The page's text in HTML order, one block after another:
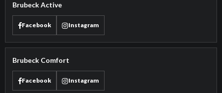
Brubeck Active
Facebook Instagram
Brubeck Comfort
Facebook Instagram